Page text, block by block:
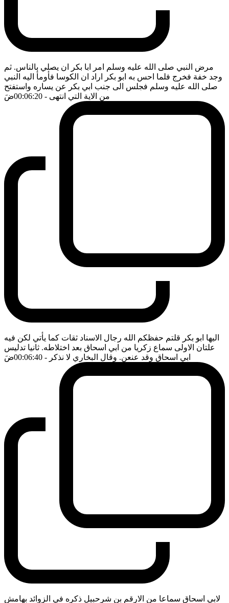
مرض النبي صلى الله عليه وسلم امر ابا بكر ان يصلي بالناس. ثم
وجد خفة فخرج فلما احس به ابو بكر اراد ان الكوسا فأومأ اليه النبي
صلى الله عليه وسلم فجلس الى جنب ابي بكر عن يساره واستفتح
من الاية التي انتهى - 00:06:20 ضَ
اليها ابو بكر قلتم حفظكم الله رجال الاسناد ثقات كما يأتي لكن فيه
علتان الاولى سماع زكريا من ابي اسحاق بعد اختلاطه. ثانيا تدليس
ابي اسحاق وقد عنعن. وقال البخاري لا نذكر - 00:06:40 ضَ
لابي اسحاق سماعا من الارقم بن شرحبيل ذكره في الزوائد بهامش